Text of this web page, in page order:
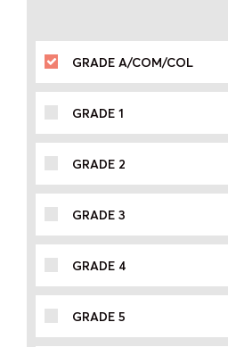
GRADE A/COM/COL
GRADE 1
GRADE 2
GRADE 3
GRADE 4
GRADE 5